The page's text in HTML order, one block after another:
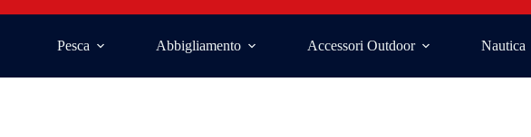
Pesca Abbigliamento Accessori Outdoor Nautica